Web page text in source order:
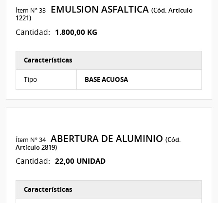
Ítem Nº 33 EMULSION ASFALTICA(Cód. Artículo
1221)
Cantidad: 1.800,00 KG
Características
Tipo BASE ACUOSA
Ítem Nº 34 ABERTURA DE ALUMINIO(Cód.
Artículo 2819)
Cantidad: 22,00 UNIDAD
Características